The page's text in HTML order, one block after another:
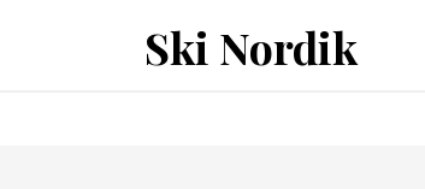
Ski Nordik